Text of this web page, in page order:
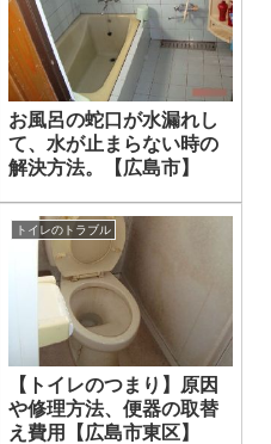
お風呂の蛇口が水漏れし
て、水が止まらない時の
解決方法。【広島市】
トイレのトラブル
【トイレのつまり】原因
や修理方法、便器の取替
え費用【広島市東区】